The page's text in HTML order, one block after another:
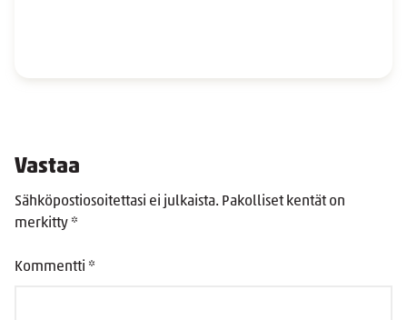
Vastaa
Sähköpostiosoitettasi ei julkaista. Pakolliset kentät on
merkitty *
Kommentti *